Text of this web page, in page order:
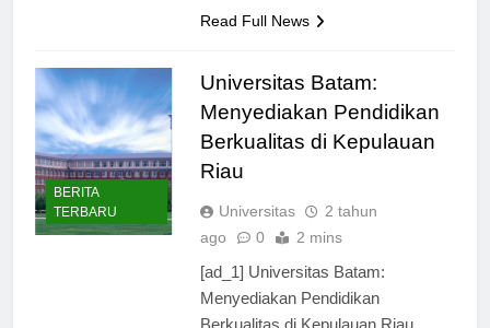
BERITA
TERBARU
Universitas Batam:
Menyediakan Pendidikan
Berkualitas di Kepulauan
Universitas
2 tahun
[ad_1] Universitas Batam:
Menyediakan Pendidikan